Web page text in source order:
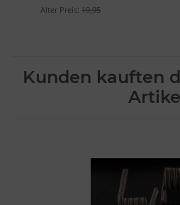
Alter Preis: 19,95
Kunden kauften